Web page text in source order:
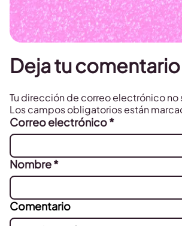
Deja tu comentario
Tu dirección de correo electrónico no
Los campos obligatorios están
Correo electrónico*
Nombre*
Comentario